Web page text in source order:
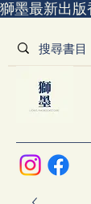
獅墨最新出